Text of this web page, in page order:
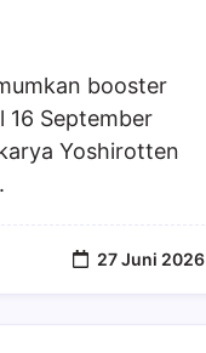
booster
16 September
Yoshirotten
27 Juni 2026